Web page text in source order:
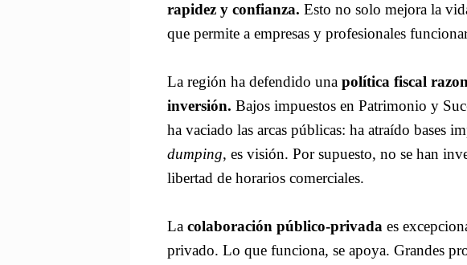
rapidez y confianza. Esto no solo mejora la
que permite a empresas y profesionales
La región ha defendido una política fiscal
inversión. Bajos impuestos en Patrimonio y
ha vaciado las arcas públicas: ha atraído bases
dumping, es visión. Por supuesto, no se han
libertad de horarios comerciales.
La colaboración público-privada es
privado. Lo que funciona, se apoya. Grandes